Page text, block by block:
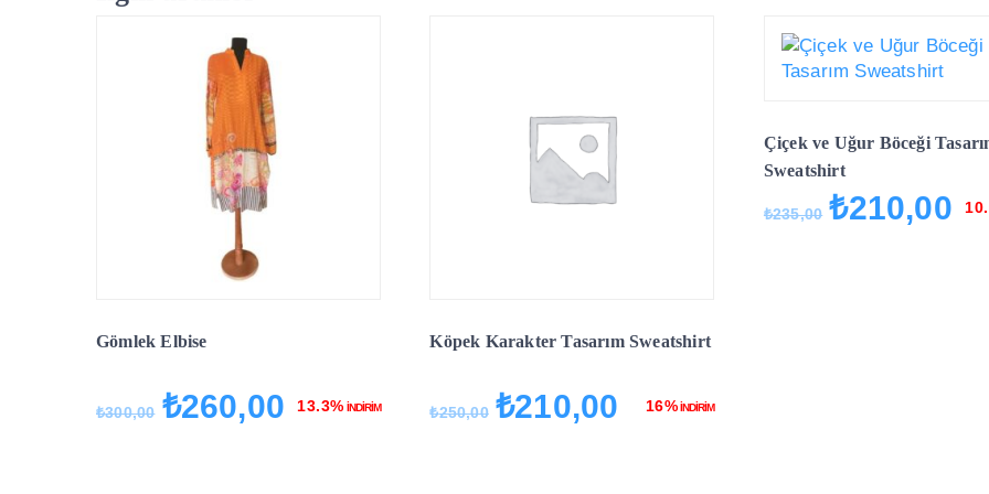
Gömlek Elbise
₺300,00 Orijinal
₺260,00 Şu
13.3% İNDİRİM
Köpek Karakter Tasarım Sweatshirt
₺250,00 Orijinal
₺210,00 16%İNDİRİM
Çiçek ve Uğur Böceği
Sweatshirt
₺235,00 Orijinal
₺210,00Şu